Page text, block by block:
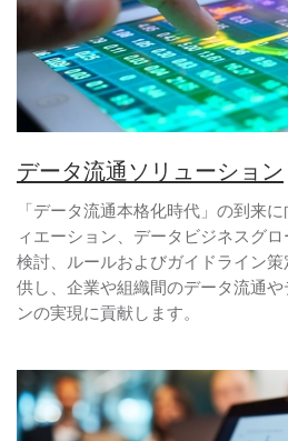
データ流通ソリューション
「データ流通本格化時代」の到来
ィエーション、データビジネスグ
検討、ルールおよびガイドライン
供し、企業や組織間のデータ流通
ンの実現に貢献します。